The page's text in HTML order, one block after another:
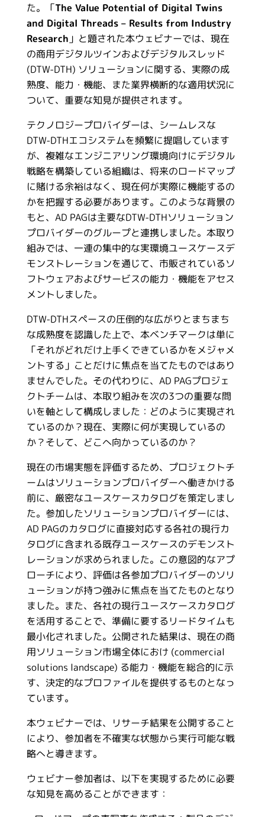
た。「The Value Potential of Digital Twins
and Digital Threads – Results from Industry
Research 」と題された本ウェビナーでは、現在
の商用デジタルツインおよびデジタルスレッド
(DTW-DTH) ソリューションに関する、実際の成
熟度、能力・機能、また業界横断的な適用状況に
ついて、重要な知見が提供されます。
テクノロジープロバイダーは、シームレスな
DTW-DTHエコシステムを頻繁に提唱しています
が、複雑なエンジニアリング環境向けにデジタル
戦略を構築している組織は、将来のロードマップ
に賭ける余裕はなく、現在何が実際に機能するの
かを把握する必要があります。このような背景の
もと、AD PAGは主要なDTW-DTHソリューション
プロバイダーのグループと連携しました。本取り
組みでは、一連の集中的な実環境ユースケースデ
モンストレーションを通じて、市販されているソ
フトウェアおよびサービスの能力・機能をアセス
メントしました。
DTW-DTHスペースの圧倒的な広がりとまちまち
な成熟度を認識した上で、本ベンチマークは単に
「それがどれだけ上手くできているかをメジャメ
ントする」ことだけに焦点を当てたものではあり
ませんでした。その代わりに、AD PAGプロジェ
クトチームは、本取り組みを次の3つの重要な問
いを軸として構成しました：どのように実現され
ているのか？現在、実際に何が実現しているの
か？そして、どこへ向かっているのか？
現在の市場実態を評価するため、プロジェクトチ
ームはソリューションプロバイダーへ働きかける
前に、厳密なユースケースカタログを策定しまし
た。参加したソリューションプロバイダーには、
AD PAGのカタログに直接対応する各社の現行カ
タログに含まれる既存ユースケースのデモンスト
レーションが求められました。この意図的なアプ
ローチにより、評価は各参加プロバイダーのソリ
ューションが持つ強みに焦点を当てたものとなり
ました。また、各社の現行ユースケースカタログ
を活用することで、準備に要するリードタイムも
最小化されました。公開された結果は、現在の商
用ソリューション市場全体におけ (commercial
solutions landscape) る能力・機能を総合的に示
す、決定的なプロファイルを提供するものとなっ
ています。
本ウェビナーでは、リサーチ結果を公開すること
により、参加者を不確実な状態から実行可能な戦
略へと導きます。
ウェビナー参加者は、以下を実現するために必要
な知見を高めることができます：